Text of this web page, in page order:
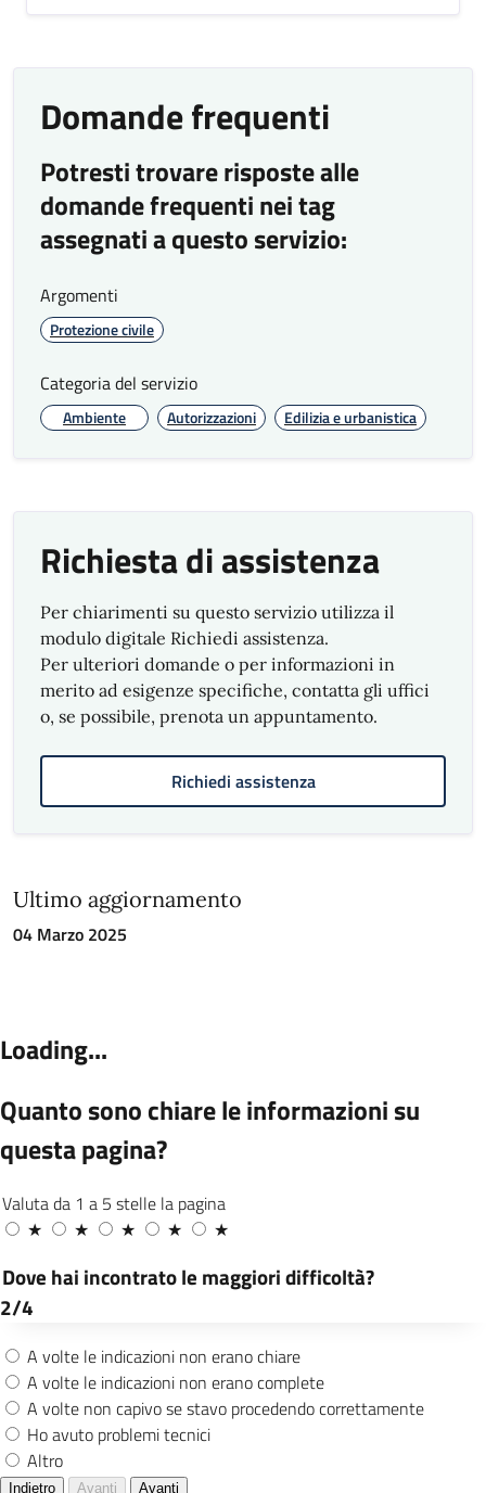
Domande frequenti
Potresti trovare risposte alle
domande frequenti nei tag
assegnati a questo servizio:
Argomenti
Protezione civile
Categoria del servizio
Ambiente Autorizzazioni Edilizia e urbanistica
Richiesta di assistenza
Per chiarimenti su questo servizio utilizza il
modulo digitale Richiedi assistenza.
Per ulteriori domande o per informazioni in
merito ad esigenze specifiche, contatta gli uffici
o, se possibile, prenota un appuntamento.
Richiedi assistenza
Ultimo aggiornamento
04 Marzo 2025